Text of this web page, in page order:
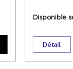
Disponible
Détail